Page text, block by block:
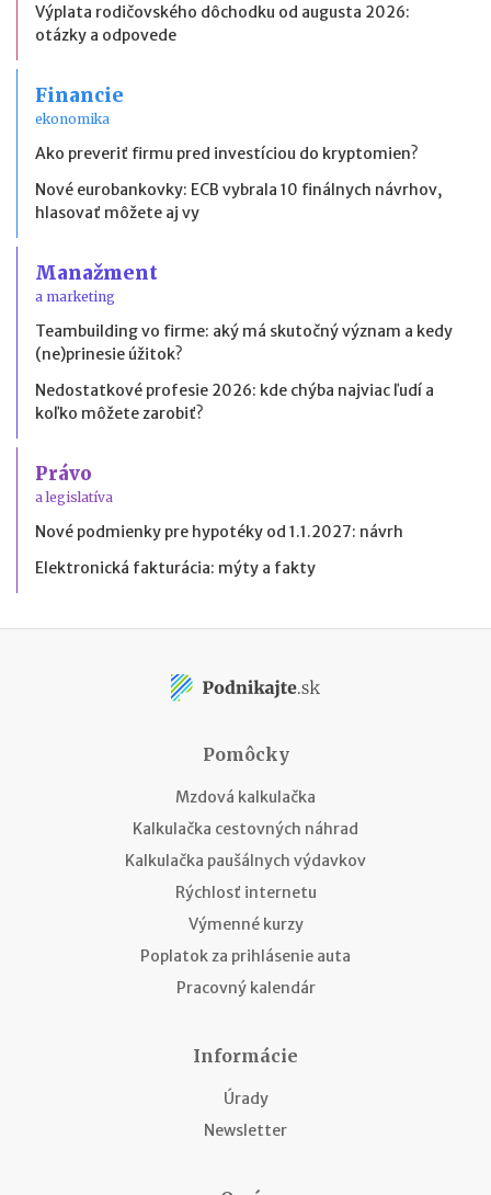
Výplata rodičovského dôchodku od augusta 2026:
otázky a odpovede
Financie
ekonomika
Ako preveriť firmu pred investíciou do kryptomien?
Nové eurobankovky: ECB vybrala 10 finálnych návrhov,
hlasovať môžete aj vy
Manažment
a marketing
Teambuilding vo firme: aký má skutočný význam a kedy
(ne)prinesie úžitok?
Nedostatkové profesie 2026: kde chýba najviac ľudí a
koľko môžete zarobiť?
Právo
a legislatíva
Nové podmienky pre hypotéky od 1.1.2027: návrh
Elektronická fakturácia: mýty a fakty
Pomôcky
Mzdová kalkulačka
Kalkulačka cestovných náhrad
Kalkulačka paušálnych výdavkov
Rýchlosť internetu
Výmenné kurzy
Poplatok za prihlásenie auta
Pracovný kalendár
Informácie
Úrady
Newsletter